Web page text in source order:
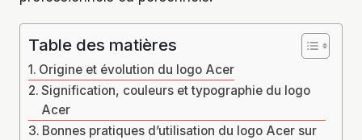
Table des matières
Origine et évolution du logo Acer
Signification, couleurs et typographie du logo
Acer
Bonnes pratiques d’utilisation du logo Acer sur